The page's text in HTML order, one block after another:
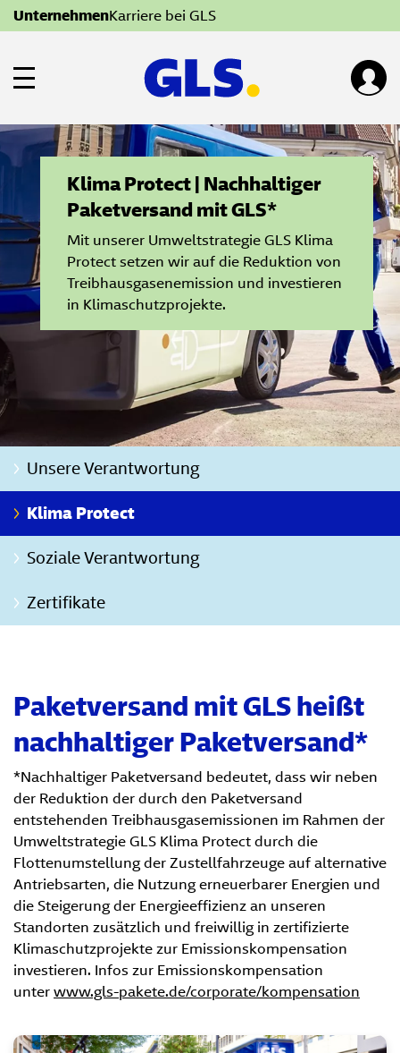
Zur Hauptnavigation springen
Zum Inhalt springen
UnternehmenKarriere bei GLS
Menü anzeigen
Zur Startseite
Klima Protect | Nachhaltiger
Paketversand mit GLS*
Mit unserer Umweltstrategie GLS Klima
Protect setzen wir auf die Reduktion von
Treibhausgasenemission und investieren
in Klimaschutzprojekte.
Unsere Verantwortung
Klima Protect
Soziale Verantwortung
Zertifikate
Paketversand mit GLS heißt
nachhaltiger Paketversand*
*Nachhaltiger Paketversand bedeutet, dass wir neben
der Reduktion der durch den Paketversand
entstehenden Treibhausgasemissionen im Rahmen der
Umweltstrategie GLS Klima Protect durch die
Flottenumstellung der Zustellfahrzeuge auf alternative
Antriebsarten, die Nutzung erneuerbarer Energien und
die Steigerung der Energieeffizienz an unseren
Standorten zusätzlich und freiwillig in zertifizierte
Klimaschutzprojekte zur Emissionskompensation
investieren. Infos zur Emissionskompensation
unterwww.gls-pakete.de/corporate/kompensation